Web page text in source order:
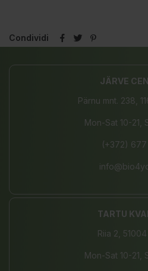
Condividi
JÄRVE
Pärnu mnt. 238,
Mon-Sat 10-21,
(+372) 677
TARTU
Riia 2,
Mon-Sat 10-21,